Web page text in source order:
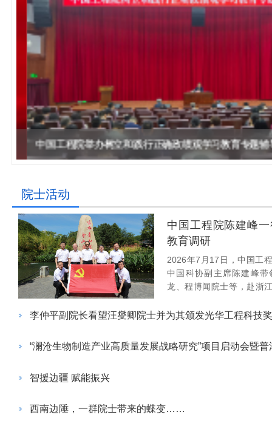
中国工程院组织开展的战略咨询研究，主要结
合国民经济和社会发展规划、计划，组织研究工程
科学技术领域的重大、关键性问题，接受政府、地
方、行业等的委托，对重大工程科学技术发展规
划、计划、方案及其实施等提供咨询意见。
育有机结合。
四是加强工程教育的学术研究、宣传和科普工
作，提高工程教育和工程科技在国民意识中的地
位。
中国工程院举办
院士活动
中国工程院陈建峰
教育调研
2026年7月17日，中国工
中国科协副主席陈建峰
龙、程博闻院士等，赴浙
临时党支部党日活动。浙
李仲平副院长看望汪燮卿院士并为其颁发光华工程科技奖
智援边疆 赋能振兴
西南边陲，一群院士带来的蝶变……